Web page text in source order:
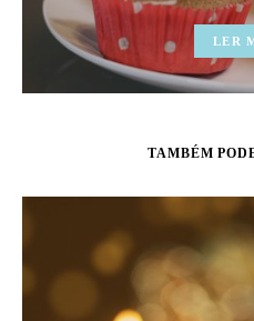
LER
TAMBÉM